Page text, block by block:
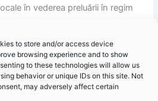
to store and/or access device
browsing experience and to show
to these technologies will allow us
behavior or unique IDs on this site. Not
may adversely affect certain
în vederea preluării în regim
a situației la nivel local, toți
cazare, transport și traducere
la numărul de telefon
într